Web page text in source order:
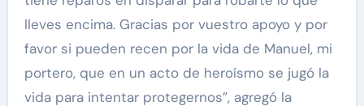
lleves encima. Gracias por vuestro apoyo y por
favor si pueden recen por la vida de Manuel, mi
portero, que en un acto de heroísmo se jugó la
vida para intentar protegernos”, agregó la